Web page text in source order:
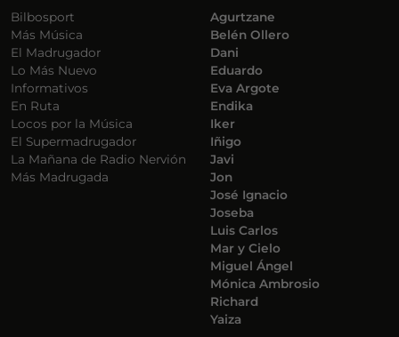
Bilbosport
Más Música
El Madrugador
Lo Más Nuevo
Informativos
En Ruta
Locos por la Música
El Supermadrugador
La Mañana de Radio Nervión
Más Madrugada
Agurtzane
Belén Ollero
Dani
Eduardo
Eva Argote
Endika
Iker
Iñigo
Javi
Jon
José Ignacio
Joseba
Luis Carlos
Mar y Cielo
Miguel Ángel
Mónica Ambrosio
Richard
Yaiza